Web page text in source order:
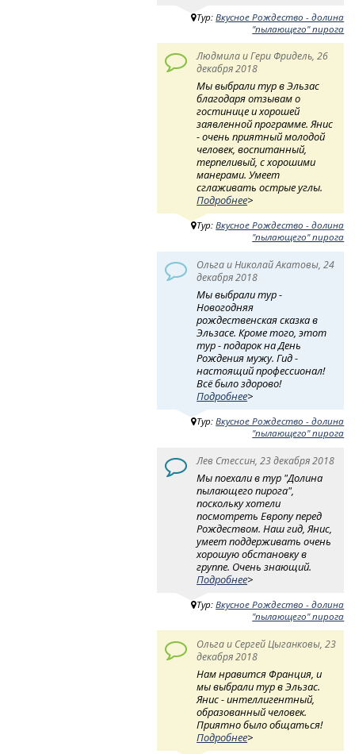
Тур:Вкусное Рождество - долина
"пылающего" пирога
Людмила и Гери Фридель, 26
декабря 2018
Мы выбрали тур в Эльзас
благодаря отзывам о
гостинице и хорошей
заявленной программе. Янис
- очень приятный молодой
человек, воспитанный,
терпеливый, с хорошими
манерами. Умеет
сглаживать острые углы.
Подробнее>
Тур:Вкусное Рождество - долина
"пылающего" пирога
Ольга и Николай Акатовы, 24
декабря 2018
Мы выбрали тур -
Новогодняя
рождественская сказка в
Эльзасе. Кроме того, этот
тур - подарок на День
Рождения мужу. Гид -
настоящий профессионал!
Всё было здорово!
Подробнее>
Тур:Вкусное Рождество - долина
"пылающего" пирога
Лев Стессин, 23 декабря 2018
Мы поехали в тур "Долина
пылающего пирога",
поскольку хотели
посмотреть Европу перед
Рождеством. Наш гид, Янис,
умеет поддерживать очень
хорошую обстановку в
группе. Очень знающий.
Подробнее>
Тур:Вкусное Рождество - долина
"пылающего" пирога
Ольга и Сергей Цыганковы, 23
декабря 2018
Нам нравится Франция, и
мы выбрали тур в Эльзас.
Янис - интеллигентный,
образованный человек.
Приятно было общаться!
Подробнее>